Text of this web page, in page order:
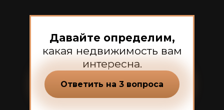
Давайте определим,
какая недвижимость вам
интересна.
Ответить на 3 вопроса